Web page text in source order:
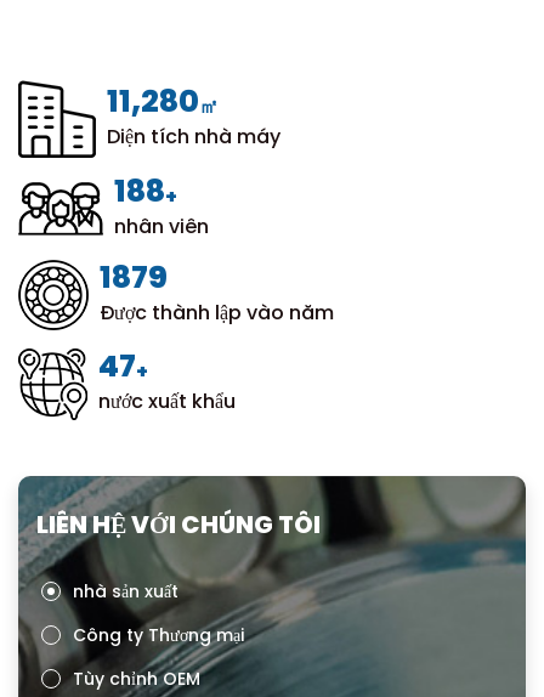
12,000㎡
Diện tích nhà máy
200+
nhân viên
1999
Được thành lập vào năm
50+
nước xuất khẩu
LIÊN HỆ VỚI CHÚNG TÔI
nhà sản xuất
Công ty Thương mại
Tùy chỉnh OEM